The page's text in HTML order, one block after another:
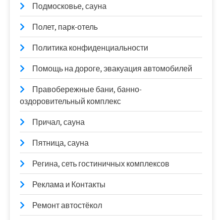
Подмосковье, сауна
Полет, парк-отель
Политика конфиденциальности
Помощь на дороге, эвакуация автомобилей
Правобережные бани, банно-
оздоровительный комплекс
Причал, сауна
Пятница, сауна
Регина, сеть гостиничных комплексов
Реклама и Контакты
Ремонт автостёкол